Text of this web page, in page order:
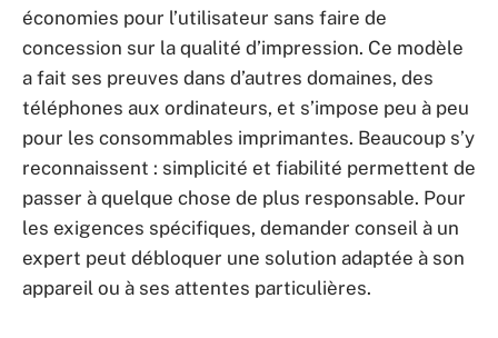
économies pour l’utilisateur sans faire de
concession sur la qualité d’impression. Ce modèle
a fait ses preuves dans d’autres domaines, des
téléphones aux ordinateurs, et s’impose peu à peu
pour les consommables imprimantes. Beaucoup s’y
reconnaissent : simplicité et fiabilité permettent de
passer à quelque chose de plus responsable. Pour
les exigences spécifiques, demander conseil à un
expert peut débloquer une solution adaptée à son
appareil ou à ses attentes particulières.